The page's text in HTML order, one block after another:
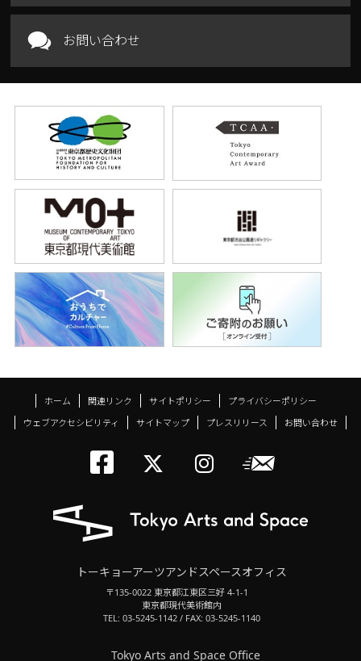
お問い合わせ
ホーム 関連リンク サイトポリシー
プライバシーポリシー
ウェブアクセシビリティ
サイトマップ プレスリリース お問い合わせ
トーキョーアーツ
メールニ
トーキョーアーツアンドスペースオフィス
〒135-0022 東京都江東区三好 4-1-1
東京都現代美術館内
TEL: 03-5245-1142 / FAX: 03-5245-1140
Tokyo Arts and Space Office